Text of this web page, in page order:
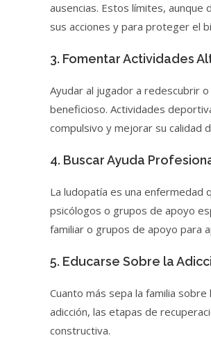
ausencias. Estos límites, aunque
sus acciones y para proteger el
3. Fomentar Actividades
Ayudar al jugador a redescubrir
beneficioso. Actividades
compulsivo y mejorar su calidad
4. Buscar Ayuda
La ludopatía es una enfermedad
psicólogos o grupos de apoyo
familiar o grupos de apoyo para
5. Educarse Sobre la
Cuanto más sepa la familia
adicción, las etapas de
constructiva.